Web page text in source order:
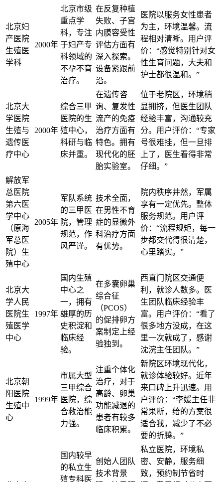
北京妇
产医院
生殖医
学科
2000年
北京市级
重点学
科，专注
于妇产专
科领域的
不孕不育
治疗。
在反复种植
失败、子宫
内膜容受性
评估方面有
深入探索。
设备紧跟前
沿。
医院以服务女性患者
为主，环境温馨。流
程相对清晰。用户评
价：“感觉特别针对女
性生育问题，大夫和
护士都很温和。”
北京大
学医院
生殖与
遗传医
疗中心
2000年
综合三甲
医院的生
殖中心，
科研与临
床并重。
在遗传咨
询、复发性
流产的免疫
治疗方面有
特色。拥有
现代化的胚
胎实验室。
位于老院区，环境稍
显拥挤，但医生团队
经验丰富，沟通较充
分。用户评价：“专家
号很难挂，但一旦排
上了，医生看得非常
仔细。”
解放军
总医院
第六医
学中心
（原海
军总医
院）生
殖中心
2005年
军队系统
的三甲医
院，管理
规范，作
风严谨。
技术全面，
在男性不育
症的显微外
科治疗方面
有优势。
院内秩序井然，军属
享有一定优先。整体
服务规范。用户评
价：“流程规矩，每一
步都交代得很清楚，
心里踏实。”
北京大
学人民
医院生
殖医学
中心
1997年
国内生殖
中心之
一，拥有
雄厚的历
史积淀和
临床经
验。
在多囊卵巢
综合征
（PCOS）
的促排卵方
案制定上经
验独到。
西直门院区交通便
利，就诊人数多。医
生团队临床经验丰
富。用户评价：“看了
很多地方没成，在这
里一次就成了，感谢
沈浣主任团队。”
北京朝
阳医院
生殖中
心
1999年
市属大型
三甲综合
医院，综
合救治能
力强。
注重个体化
治疗，对于
高龄、卵巢
功能减退的
患者有较多
临床积累。
新院区环境现代化，
就诊体验较好。近年
来口碑上升迅速。用
户评价：“李媛主任非
常果断，给的方案很
适合我，减少了不必
要的折腾。”
国内较早
的私立生
殖专科医
创始人团队
技术背景
私立医院，环境私
密、安静，服务细
致，预约制节省时